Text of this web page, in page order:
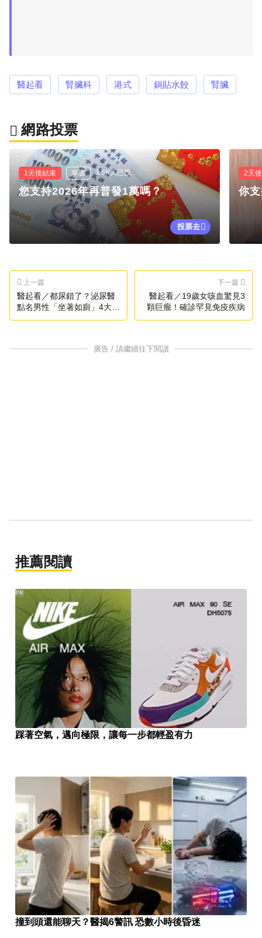
醫起看 腎臟科 港式 鍋貼水餃 腎臟
網路投票
1天後結束 單選 3.5K人已投
您支持2026年再普發1萬嗎？
投票去
2天
你
上一篇
醫起看／都尿錯了？泌尿醫
點名男性「坐著如廁」4大好
處：保護攝護腺
下一篇
醫起看／19歲女咳血驚見3
顆巨瘤！確診罕見免疫疾病
廣告 / 請繼續往下閱讀
推薦閱讀
踩著空氣，邁向極限，讓每一步都輕盈有力
PR
撞到頭還能聊天？醫揭6警訊 恐數小時後昏迷